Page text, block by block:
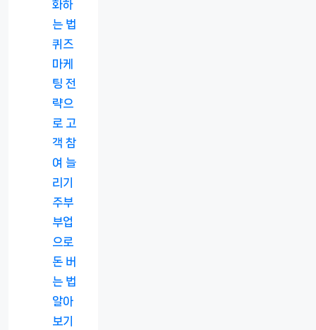
화하
는 법
퀴즈
마케
팅 전
략으
로 고
객 참
여 늘
리기
주부
부업
으로
돈 버
는 법
알아
보기